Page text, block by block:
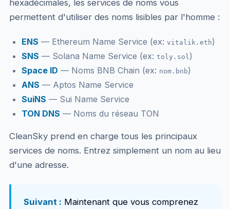
hexadécimales, les services de noms vous
permettent d'utiliser des noms lisibles par l'homme :
ENS — Ethereum Name Service (ex: vitalik.eth)
SNS — Solana Name Service (ex: toly.sol)
Space ID — Noms BNB Chain (ex: nom.bnb)
ANS — Aptos Name Service
SuiNS — Sui Name Service
TON DNS — Noms du réseau TON
CleanSky prend en charge tous les principaux
services de noms. Entrez simplement un nom au lieu
d'une adresse.
Suivant : Maintenant que vous comprenez